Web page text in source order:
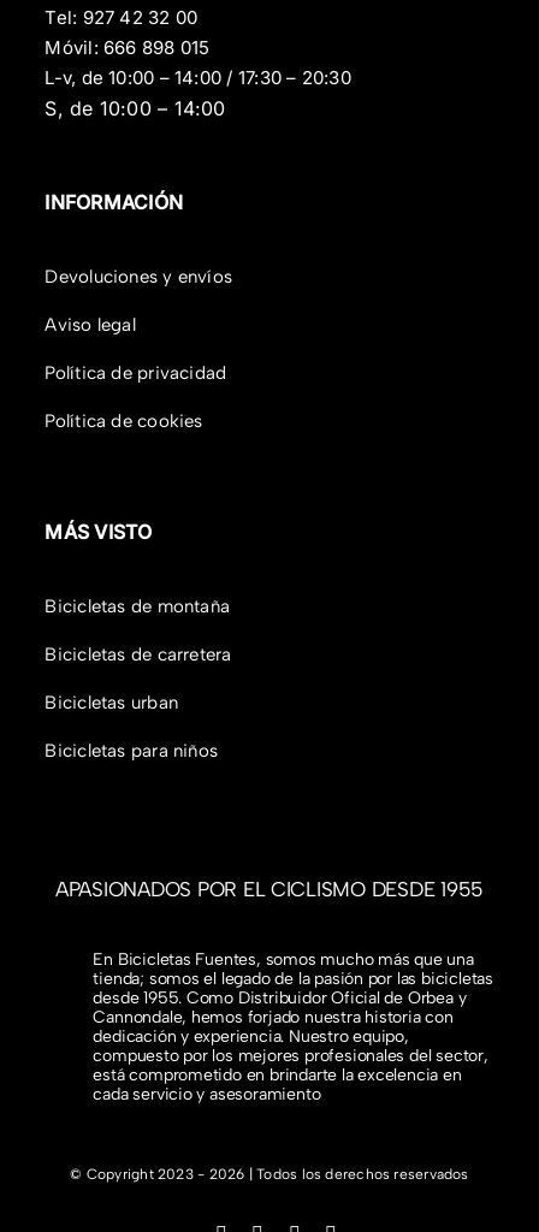
Tel: 927 42 32 00
Móvil: 666 898 015
L-v, de 10:00 – 14:00 / 17:30 – 20:30
S, de 10:00 – 14:00
INFORMACIÓN
Devoluciones y envíos
Aviso legal
Política de privacidad
Política de cookies
MÁS VISTO
Bicicletas de montaña
Bicicletas de carretera
Bicicletas urban
Bicicletas para niños
APASIONADOS POR EL CICLISMO DESDE 1955
En Bicicletas Fuentes, somos mucho más que una
tienda; somos el legado de la pasión por las bicicletas
desde 1955. Como Distribuidor Oficial de Orbea y
Cannondale, hemos forjado nuestra historia con
dedicación y experiencia. Nuestro equipo,
compuesto por los mejores profesionales del sector,
está comprometido en brindarte la excelencia en
cada servicio y asesoramiento
© Copyright 2023 - 2026 | Todos los derechos reservados